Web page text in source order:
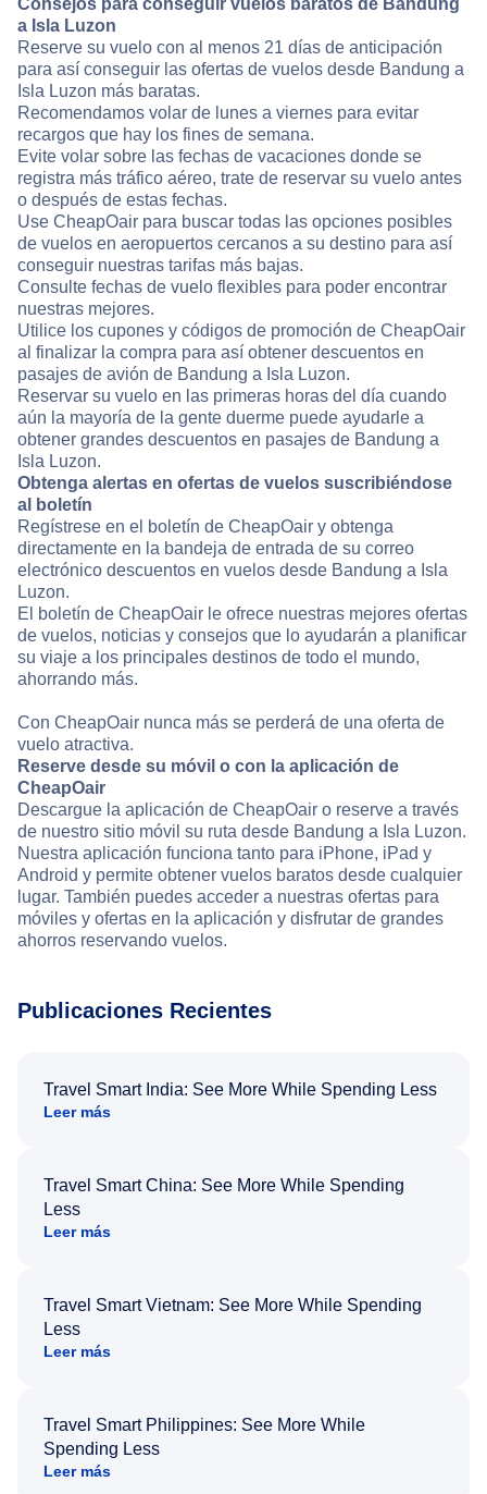
Consejos para conseguir vuelos baratos de Bandung
a Isla Luzon
Reserve su vuelo con al menos 21 días de anticipación
para así conseguir las ofertas de vuelos desde Bandung a
Isla Luzon más baratas.
Recomendamos volar de lunes a viernes para evitar
recargos que hay los fines de semana.
Evite volar sobre las fechas de vacaciones donde se
registra más tráfico aéreo, trate de reservar su vuelo antes
o después de estas fechas.
Use CheapOair para buscar todas las opciones posibles
de vuelos en aeropuertos cercanos a su destino para así
conseguir nuestras tarifas más bajas.
Consulte fechas de vuelo flexibles para poder encontrar
nuestras mejores.
Utilice los cupones y códigos de promoción de CheapOair
al finalizar la compra para así obtener descuentos en
pasajes de avión de Bandung a Isla Luzon.
Reservar su vuelo en las primeras horas del día cuando
aún la mayoría de la gente duerme puede ayudarle a
obtener grandes descuentos en pasajes de Bandung a
Isla Luzon.
Obtenga alertas en ofertas de vuelos suscribiéndose
al boletín
Regístrese en el boletín de CheapOair y obtenga
directamente en la bandeja de entrada de su correo
electrónico descuentos en vuelos desde Bandung a Isla
Luzon.
El boletín de CheapOair le ofrece nuestras mejores ofertas
de vuelos, noticias y consejos que lo ayudarán a planificar
su viaje a los principales destinos de todo el mundo,
ahorrando más.
Con CheapOair nunca más se perderá de una oferta de
vuelo atractiva.
Reserve desde su móvil o con la aplicación de
CheapOair
Descargue la aplicación de CheapOair o reserve a través
de nuestro sitio móvil su ruta desde Bandung a Isla Luzon.
Nuestra aplicación funciona tanto para iPhone, iPad y
Android y permite obtener vuelos baratos desde cualquier
lugar. También puedes acceder a nuestras ofertas para
móviles y ofertas en la aplicación y disfrutar de grandes
ahorros reservando vuelos.
Publicaciones Recientes
Travel Smart India: See More While Spending Less
Leer más
Travel Smart China: See More While Spending
Less
Leer más
Travel Smart Vietnam: See More While Spending
Less
Leer más
Travel Smart Philippines: See More While
Spending Less
Leer más